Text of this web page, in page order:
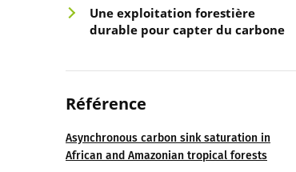
Une exploitation forestière
durable pour capter du carbone
Référence
Asynchronous carbon sink saturation in
African and Amazonian tropical forests